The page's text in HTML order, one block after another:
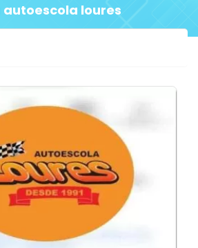
autoescola loures